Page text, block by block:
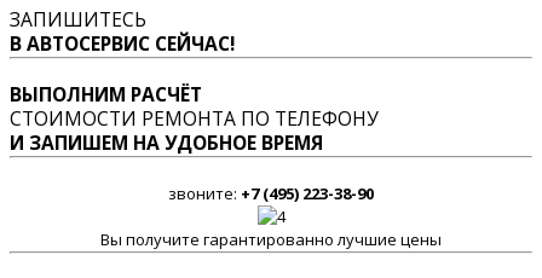
ЗАПИШИТЕСЬ
В АВТОСЕРВИС СЕЙЧАС!
ВЫПОЛНИМ РАСЧЁТ
СТОИМОСТИ РЕМОНТА ПО ТЕЛЕФОНУ
И ЗАПИШЕМ НА УДОБНОЕ ВРЕМЯ
звоните: +7 (495) 223-38-90
Вы получите гарантированно лучшие цены